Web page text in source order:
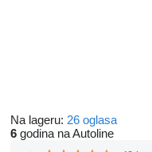
Na lageru: 26 oglasa
6 godina na Autoline